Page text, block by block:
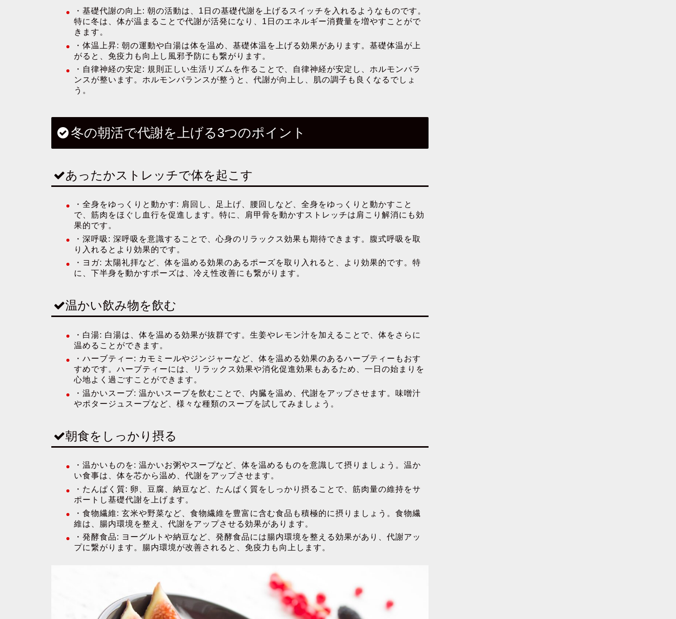
・ 基礎代謝の向上: 朝の活動は、1日の基礎代謝を上げるスイッチを入れるようなものです。
特に冬は、体が温まることで代謝が活発になり、1日のエネルギー消費量を増やすことがで
きます。
・ 体温上昇: 朝の運動や白湯は体を温め、基礎体温を上げる効果があります。基礎体温が上
がると、免疫力も向上し風邪予防にも繋がります。
・ 自律神経の安定: 規則正しい生活リズムを作ることで、自律神経が安定し、ホルモンバラ
ンスが整います。ホルモンバランスが整うと、代謝が向上し、肌の調子も良くなるでしょ
う。
冬の朝活で代謝を上げる3つのポイント
あったかストレッチで体を起こす
・ 全身をゆっくりと動かす: 肩回し、足上げ、腰回しなど、全身をゆっくりと動かすこと
で、筋肉をほぐし血行を促進します。特に、肩甲骨を動かすストレッチは肩こり解消にも効
果的です。
・ 深呼吸: 深呼吸を意識することで、心身のリラックス効果も期待できます。腹式呼吸を取
り入れるとより効果的です。
・ ヨガ: 太陽礼拝など、体を温める効果のあるポーズを取り入れると、より効果的です。特
に、下半身を動かすポーズは、冷え性改善にも繋がります。
温かい飲み物を飲む
・ 白湯: 白湯は、体を温める効果が抜群です。生姜やレモン汁を加えることで、体をさらに
温めることができます。
・ ハーブティー: カモミールやジンジャーなど、体を温める効果のあるハーブティーもおす
すめです。ハーブティーには、リラックス効果や消化促進効果もあるため、一日の始まりを
心地よく過ごすことができます。
・ 温かいスープ: 温かいスープを飲むことで、内臓を温め、代謝をアップさせます。味噌汁
やポタージュスープなど、様々な種類のスープを試してみましょう。
朝食をしっかり摂る
・ 温かいものを: 温かいお粥やスープなど、体を温めるものを意識して摂りましょう。温か
い食事は、体を芯から温め、代謝をアップさせます。
・ たんぱく質: 卵、豆腐、納豆など、たんぱく質をしっかり摂ることで、筋肉量の維持をサ
ポートし基礎代謝を上げます。
・ 食物繊維: 玄米や野菜など、食物繊維を豊富に含む食品も積極的に摂りましょう。食物繊
維は、腸内環境を整え、代謝をアップさせる効果があります。
・ 発酵食品: ヨーグルトや納豆など、発酵食品には腸内環境を整える効果があり、代謝アッ
プに繋がります。腸内環境が改善されると、免疫力も向上します。